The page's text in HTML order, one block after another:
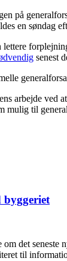
på
en søndag
senest
arbejde ved
mulig til
det seneste
til